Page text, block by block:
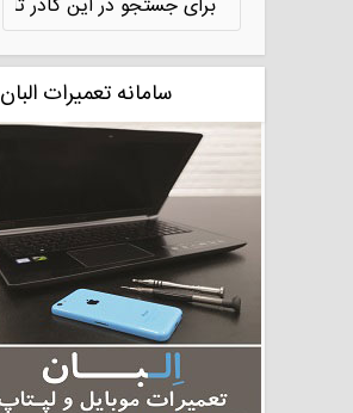
سامانه تعمیرات البان